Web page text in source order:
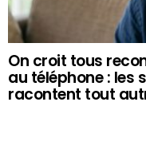
On croit tous
au téléphone : les
racontent tout